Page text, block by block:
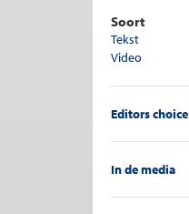
Woningmarkt
2014
2013
2012
2010
2009
Soort
Tekst
Video
Editors choice
In de media